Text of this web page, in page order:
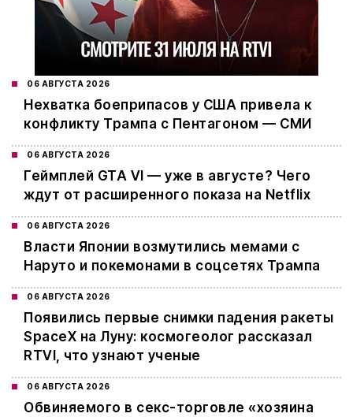
06 АВГУСТА 2026
Нехватка боеприпасов у США привела к
конфликту Трампа с Пентагоном — СМИ
06 АВГУСТА 2026
Геймплей GTA VI — уже в августе? Чего
ждут от расширенного показа на Netflix
06 АВГУСТА 2026
Власти Японии возмутились мемами с
Наруто и покемонами в соцсетях Трампа
06 АВГУСТА 2026
Появились первые снимки падения ракеты
SpaceX на Луну: космогеолог рассказал
RTVI, что узнают ученые
06 АВГУСТА 2026
Обвиняемого в секс-торговле «хозяина